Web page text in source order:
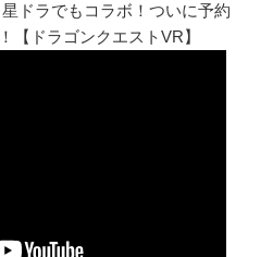
ドラでもコラボ！ついに予約
【ドラゴンクエストVR】